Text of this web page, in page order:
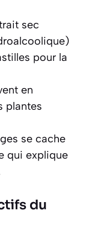
sec
pour la
en
plantes
se cache
qui explique
du